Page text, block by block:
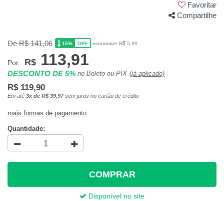
Favoritar
Compartilhe
De R$ 141,06 15% OFF economize R$ 5,99
Por R$ 113,91
DESCONTO DE 5% no Boleto ou PIX (já aplicado)
R$ 119,90
Em até 3x de R$ 39,97sem juros no cartão de crédito
mais formas de pagamento
Quantidade:
COMPRAR
Disponível no site